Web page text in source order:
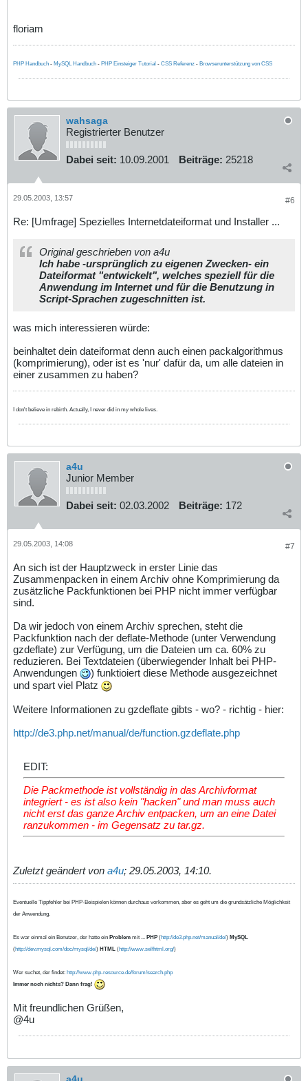
floriam
PHP Handbuch - MySQL Handbuch - PHP Einsteiger Tutorial - CSS Referenz - Browserunterstützung von CSS
wahsaga
Registrierter Benutzer
Dabei seit: 10.09.2001 Beiträge: 25218
#6
29.05.2003, 13:57
Re: [Umfrage] Spezielles Internetdateiformat und Installer ...
Original geschrieben von a4u
Ich habe -ursprünglich zu eigenen Zwecken- ein
Dateiformat "entwickelt", welches speziell für die
Anwendung im Internet und für die Benutzung in
Script-Sprachen zugeschnitten ist.
was mich interessieren würde:
beinhaltet dein dateiformat denn auch einen packalgorithmus
(komprimierung), oder ist es 'nur' dafür da, um alle dateien in
einer zusammen zu haben?
I don't believe in rebirth. Actually, I never did in my whole lives.
a4u
Junior Member
Dabei seit: 02.03.2002 Beiträge: 172
#7
29.05.2003, 14:08
An sich ist der Hauptzweck in erster Linie das
Zusammenpacken in einem Archiv ohne Komprimierung da
zusätzliche Packfunktionen bei PHP nicht immer verfügbar
sind.
Da wir jedoch von einem Archiv sprechen, steht die
Packfunktion nach der deflate-Methode (unter Verwendung
gzdeflate) zur Verfügung, um die Dateien um ca. 60% zu
reduzieren. Bei Textdateien (überwiegender Inhalt bei PHP-
Anwendungen
) funktioiert diese Methode ausgezeichnet
und spart viel Platz
Weitere Informationen zu gzdeflate gibts - wo? - richtig - hier:
http://de3.php.net/manual/de/function.gzdeflate.php
EDIT:
Die Packmethode ist vollständig in das Archivformat
integriert - es ist also kein "hacken" und man muss auch
nicht erst das ganze Archiv entpacken, um an eine Datei
ranzukommen - im Gegensatz zu tar.gz.
Zuletzt geändert von a4u; 29.05.2003, 14:10.
Eventuelle Tippfehler bei PHP-Beispielen können durchaus vorkommen, aber es geht um die grundsätzliche Möglichkeit
der Anwendung.
Es war einmal ein Benutzer, der hatte ein Problem mit ... PHP (http://de3.php.net/manual/de/) MySQL
(http://dev.mysql.com/doc/mysql/de/) HTML (http://www.selfhtml.org/)
Wer suchet, der findet: http://www.php-resource.de/forum/search.php
Immer noch nichts? Dann frag!
Mit freundlichen Grüßen,
@4u